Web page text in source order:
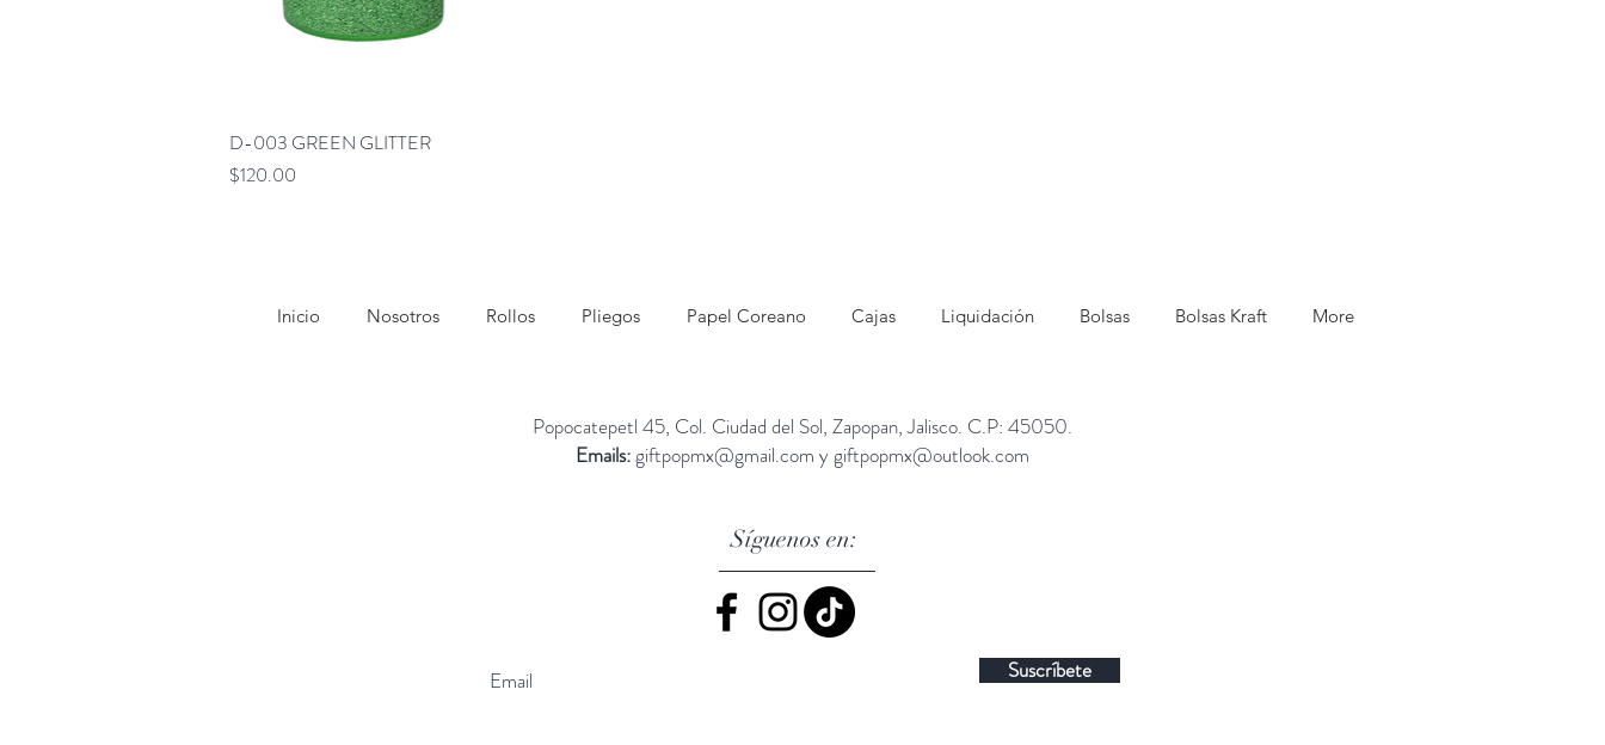
Vista rápida
D-003 GREEN GLITTER
Precio
$120.00
Inicio Nosotros Rollos Pliegos Papel Coreano Cajas Liquidación Bolsas Bolsas Kraft More
Popocatepetl 45, Col. Ciudad del Sol, Zapopan, Jalisco. C.P: 45050.
Emails:giftpopmx@gmail.com ygiftpopmx@outlook.com
Síguenos en:
Suscríbete